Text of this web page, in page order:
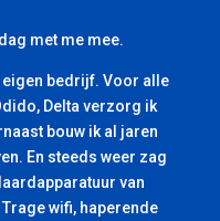
met me mee.
eigen bedrijf. Voor alle
Delta verzorg ik
bouw ik al jaren
En steeds weer zag
van
wifi, haperende